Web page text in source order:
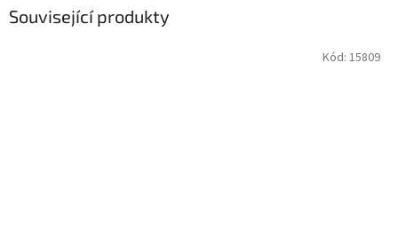
Související produkty
Kód: 15809